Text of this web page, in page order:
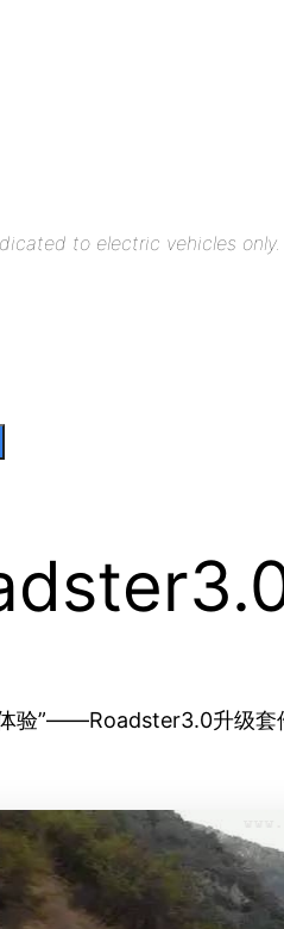
to electric vehicles only.
验”——Roadster3.0升级